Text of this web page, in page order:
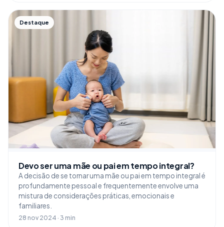
Destaque
Devo ser uma mãe ou pai em tempo integral?
A decisão de se tornar uma mãe ou pai em tempo integral é
profundamente pessoal e frequentemente envolve uma
mistura de considerações práticas, emocionais e
familiares.
28 nov 2024 · 3 min